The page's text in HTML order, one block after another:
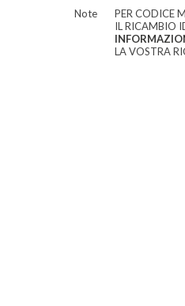
Note
PER CODICE
IL RICAMBIO
LA VOSTRA